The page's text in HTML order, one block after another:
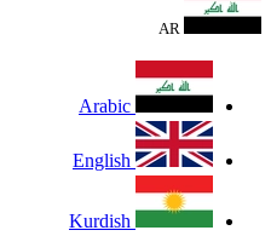
AR
Arabic
English
Kurdish